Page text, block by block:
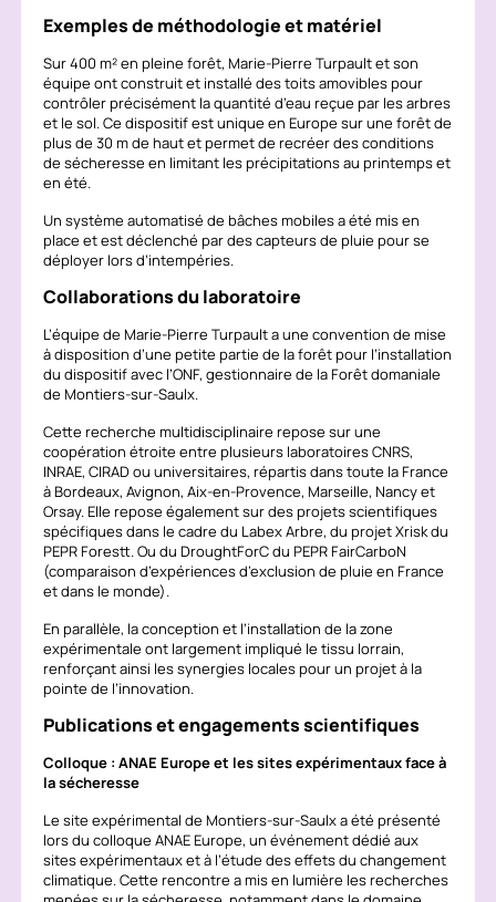
Exemples de méthodologie et matériel
Sur 400 m² en pleine forêt, Marie-Pierre Turpault et son
équipe ont construit et installé des toits amovibles pour
contrôler précisément la quantité d’eau reçue par les arbres
et le sol. Ce dispositif est unique en Europe sur une forêt de
plus de 30 m de haut et permet de recréer des conditions
de sécheresse en limitant les précipitations au printemps et
en été.
Un système automatisé de bâches mobiles a été mis en
place et est déclenché par des capteurs de pluie pour se
déployer lors d’intempéries.
Collaborations du laboratoire
L’équipe de Marie-Pierre Turpault a une convention de mise
à disposition d’une petite partie de la forêt pour l’installation
du dispositif avec l’ONF, gestionnaire de la Forêt domaniale
de Montiers-sur-Saulx.
Cette recherche multidisciplinaire repose sur une
coopération étroite entre plusieurs laboratoires CNRS,
INRAE, CIRAD ou universitaires, répartis dans toute la France
à Bordeaux, Avignon, Aix-en-Provence, Marseille, Nancy et
Orsay. Elle repose également sur des projets scientifiques
spécifiques dans le cadre du Labex Arbre, du projet Xrisk du
PEPR Forestt. Ou du DroughtForC du PEPR FairCarboN
(comparaison d’expériences d’exclusion de pluie en France
et dans le monde).
En parallèle, la conception et l’installation de la zone
expérimentale ont largement impliqué le tissu lorrain,
renforçant ainsi les synergies locales pour un projet à la
pointe de l’innovation.
Publications et engagements scientifiques
Colloque : ANAE Europe et les sites expérimentaux face à
la sécheresse
Le site expérimental de Montiers-sur-Saulx a été présenté
lors du colloque ANAE Europe, un événement dédié aux
sites expérimentaux et à l’étude des effets du changement
climatique. Cette rencontre a mis en lumière les recherches